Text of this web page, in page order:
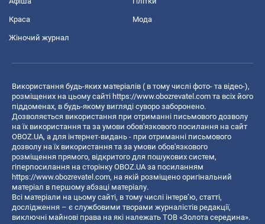
Краса Мода
Жіночий журнал
Використання будь-яких матеріалів ( в тому числі фото- та відео-),
розміщених на цьому сайті https://www.obozrevatel.com та всіх його
піддоменах, в будь-якому вигляді суворо заборонено.
Дозволяється використання при отриманні письмового дозволу
на їх використання та за умови обов'язкового посилання на сайт
OBOZ.UA, а для інтернет-видань - при отриманні письмового
дозволу на їх використання та за умови обов'язкового
розміщення прямого, відкритого для пошукових систем,
гіперпосилання на сторінку OBOZ.UA за посиланням
https://www.obozrevatel.com, на якій розміщено оригінальний
матеріал в першому абзаці матеріалу.
Всі матеріали на цьому сайті, в тому числі інтерв’ю, статті,
дослідження – є службовими творами журналістів редакції,
виключні майнові права на які належать ТОВ «Золота середина».